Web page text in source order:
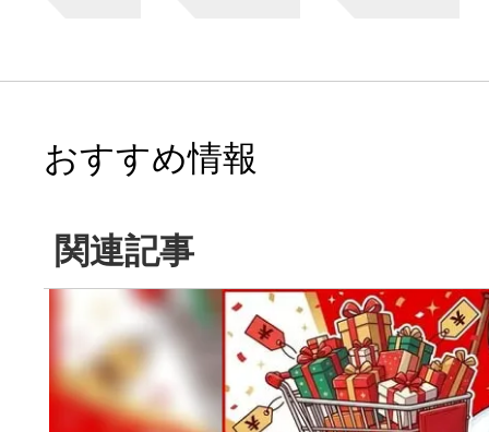
おすすめ情報
関連記事